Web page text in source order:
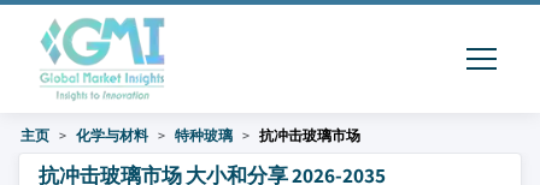
主页 化学与材料 特种玻璃 抗冲击玻璃市场
抗冲击玻璃市场 大小和分享 2026-2035